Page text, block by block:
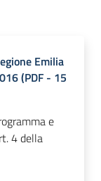
Emilia
(PDF - 15
e
4 della